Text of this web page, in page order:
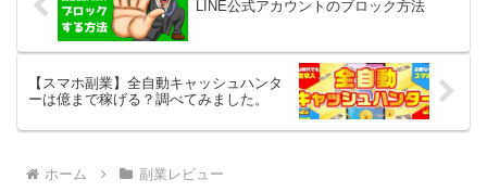
LINE公式アカウントのブロック方法
【スマホ副業】全自動キャッシュハンタ
ーは億まで稼げる？調べてみました。
ホーム 副業レビュー